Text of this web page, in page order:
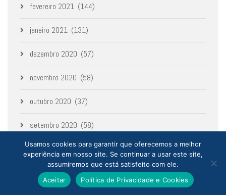
fevereiro 2021 (144)
janeiro 2021 (131)
dezembro 2020 (57)
novembro 2020 (58)
outubro 2020 (37)
setembro 2020 (58)
agosto 2020(52)
julho 2020(1)
Usamos cookies para garantir que oferecemos a melhor
experiência em nosso site. Se continuar a usar este site,
assumiremos que está satisfeito com ele.
Aceitar
Política de Privacidade e Cookies